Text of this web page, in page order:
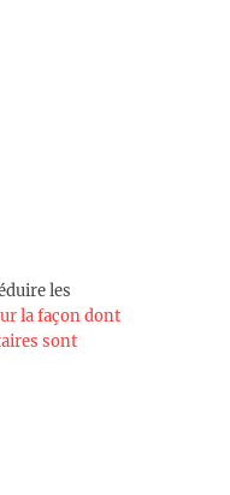
les
la façon dont
sont